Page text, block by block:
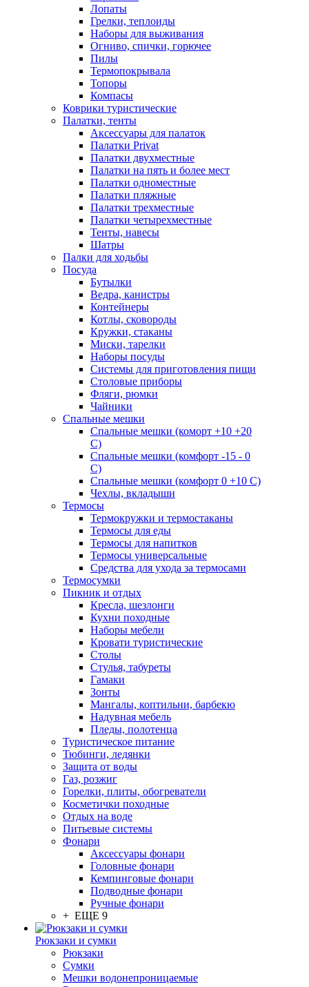
Лопаты
Грелки, теплоиды
Наборы для выживания
Огниво, спички, горючее
Пилы
Термопокрывала
Топоры
Компасы
Коврики туристические
Палатки, тенты
Аксессуары для палаток
Палатки Privat
Палатки двухместные
Палатки на пять и более мест
Палатки одноместные
Палатки пляжные
Палатки трехместные
Палатки четырехместные
Тенты, навесы
Шатры
Палки для ходьбы
Посуда
Бутылки
Ведра, канистры
Контейнеры
Котлы, сковороды
Кружки, стаканы
Миски, тарелки
Наборы посуды
Системы для приготовления пищи
Столовые приборы
Фляги, рюмки
Чайники
Спальные мешки
Спальные мешки (коморт +10 +20
С)
Спальные мешки (комфорт -15 - 0
С)
Спальные мешки (комфорт 0 +10 С)
Чехлы, вкладыши
Термосы
Термокружки и термостаканы
Термосы для еды
Термосы для напитков
Термосы универсальные
Средства для ухода за термосами
Термосумки
Пикник и отдых
Кресла, шезлонги
Кухни походные
Наборы мебели
Кровати туристические
Столы
Стулья, табуреты
Гамаки
Зонты
Мангалы, коптильни, барбекю
Надувная мебель
Пледы, полотенца
Туристическое питание
Тюбинги, ледянки
Защита от воды
Газ, розжиг
Горелки, плиты, обогреватели
Косметички походные
Отдых на воде
Питьевые системы
Фонари
Аксессуары фонари
Головные фонари
Кемпинговые фонари
Подводные фонари
Ручные фонари
+ ЕЩЕ 9
Рюкзаки и сумки
Рюкзаки
Сумки
Мешки водонепроницаемые